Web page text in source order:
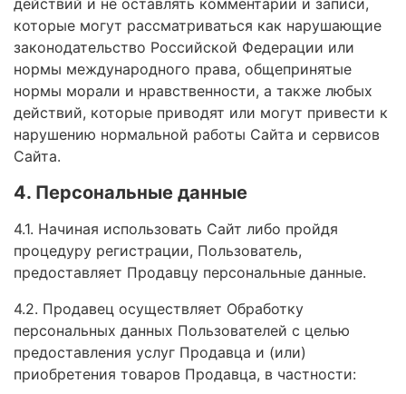
которые могут рассматриваться как нарушающие
законодательство Российской Федерации или
нормы международного права, общепринятые
нормы морали и нравственности, а также любых
действий, которые приводят или могут привести к
нарушению нормальной работы Сайта и сервисов
Сайта.
4. Персональные данные
4.1. Начиная использовать Сайт либо пройдя
процедуру регистрации, Пользователь,
предоставляет Продавцу персональные данные.
4.2. Продавец осуществляет Обработку
персональных данных Пользователей с целью
предоставления услуг Продавца и (или)
приобретения товаров Продавца, в частности: